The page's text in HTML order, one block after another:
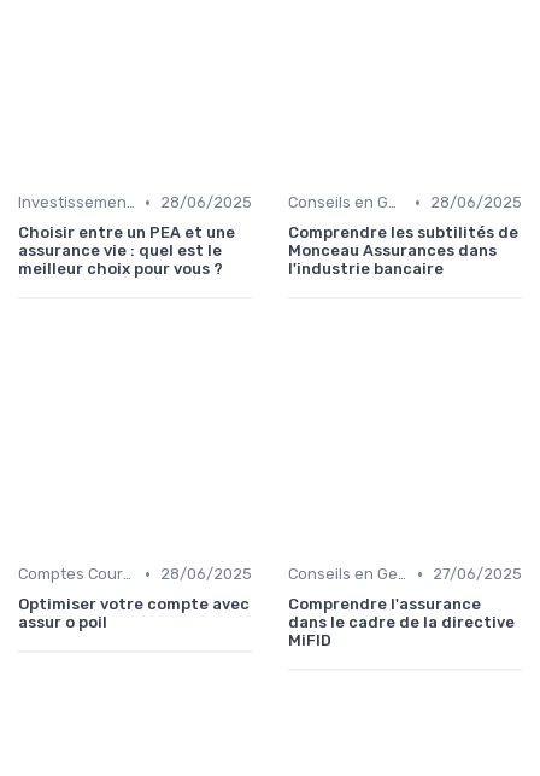
Investissements et Épargne Retraite •
28/06/2025
Choisir entre un PEA et une
assurance vie : quel est le
meilleur choix pour vous ?
Conseils en Gestion de Patrimoine •
28/06/2025
Comprendre les subtilités de
Monceau Assurances dans
l'industrie bancaire
Comptes Courants et Épargne •
28/06/2025
Optimiser votre compte avec
assur o poil
Conseils en Gestion de Patrimoine •
27/06/2025
Comprendre l'assurance
dans le cadre de la directive
MiFID